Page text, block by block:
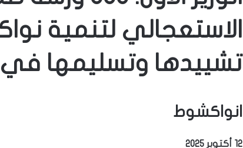
الاستعجالي لتنمية
تشييدها وتسليمها في
انواكشوط
12 أكتوبر 2025